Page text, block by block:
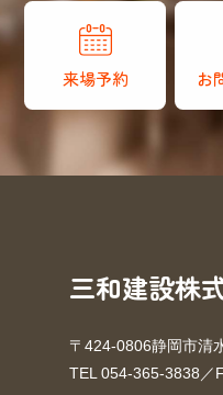
来場予約 お
三和建設株
〒424-0806静岡市清
TEL 054-365-3838／